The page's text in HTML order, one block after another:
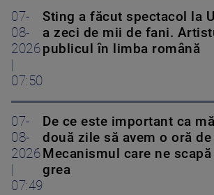
07-
08-
2026
07:50
Sting a făcut spectacol la
a zeci de mii de fani.
publicul în limba română
07-
08-
2026
07:49
De ce este important ca
două zile să avem o oră
Mecanismul care ne
grea